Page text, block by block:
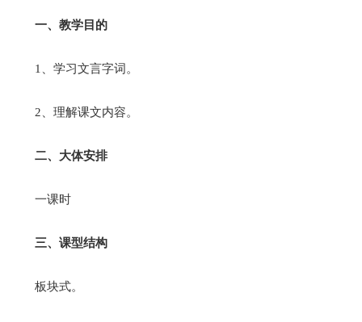
一、教学目的
1、学习文言字词。
2、理解课文内容。
二、大体安排
一课时
三、课型结构
板块式。